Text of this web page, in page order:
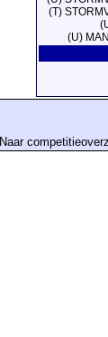
(T)
(U)
Naar